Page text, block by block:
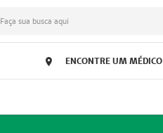
Faça sua busca aqui
ENCONTRE UM MÉDICO